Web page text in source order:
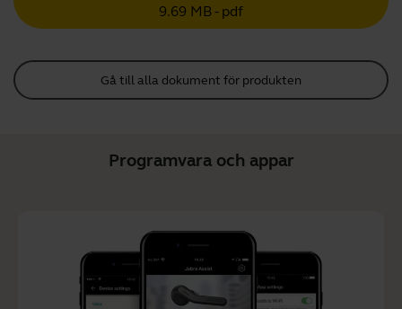
9.69 MB - pdf
Gå till alla dokument för produkten
Programvara och appar